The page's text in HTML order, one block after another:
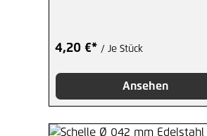
4,20 €* / Je Stück
Ansehen